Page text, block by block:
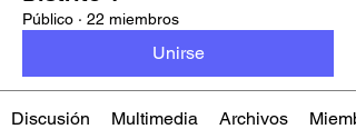
Público · 22 miembros
Unirse
Discusión Multimedia Archivos